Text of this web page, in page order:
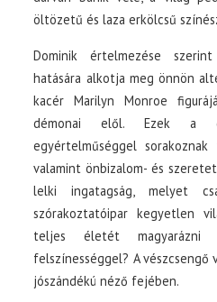
öltözetű és laza erkölcsű
Dominik értelmezése
hatására alkotja meg önnön
kacér Marilyn Monroe
démonai elől. Ezek a
egyértelműséggel
valamint önbizalom- és
lelki ingatagság, melyet
szórakoztatóipar kegyetlen
teljes életét magyarázni
felszínességgel? A
jószándékú néző fejében.